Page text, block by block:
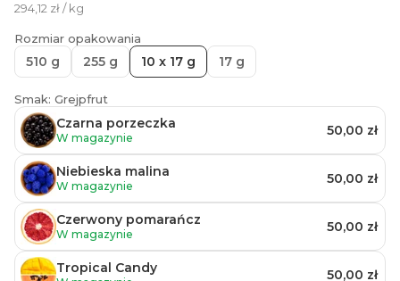
294,12 zł / kg
Rozmiar opakowania
510 g 255 g 10 x 17 g 17 g
Smak: Grejpfrut
Czarna porzeczka
W magazynie 50,00 zł
Niebieska malina
W magazynie 50,00 zł
Czerwony pomarańcz
W magazynie 50,00 zł
Tropical Candy 50,00 zł